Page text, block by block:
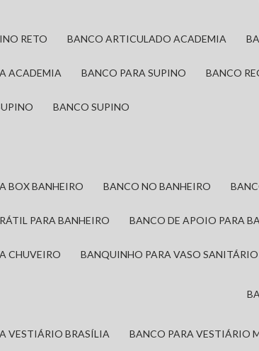
RETO BANCO ARTICULADO ACADEMIA
ACADEMIA BANCO PARA SUPINO BANCO
BANCO SUPINO
BOX BANHEIRO BANCO NO BANHEIRO
PARA BANHEIRO BANCO DE APOIO PARA
CHUVEIRO BANQUINHO PARA VASO SANITÁRIO
VESTIÁRIO BRASÍLIA BANCO PARA VESTIÁRIO